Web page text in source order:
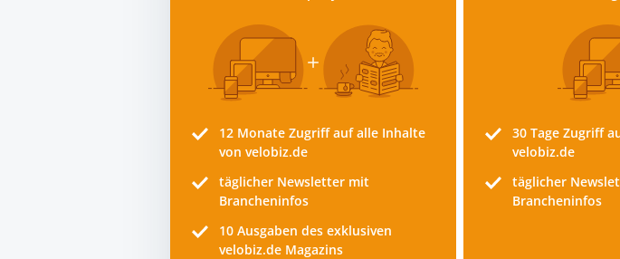
12 Monate Zugriff auf alle Inhalte
von velobiz.de
täglicher Newsletter mit
Brancheninfos
10 Ausgaben des exklusiven
velobiz.de Magazins
30 Tage Zugriff
velobiz.de
täglicher
Brancheninfos